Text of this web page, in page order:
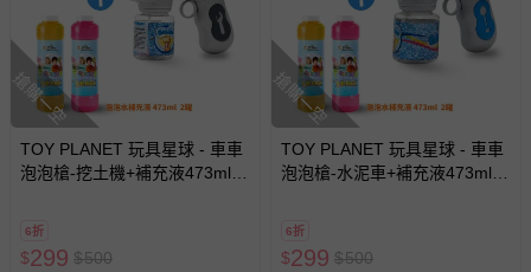
搶購一空
TOY PLANET 玩具星球 - 車車
泡泡槍-挖土機+補充液473ml 2
6折
$299 $500
搶購一空
TOY PLANET 玩具星球 - 車車
泡泡槍-水泥車+補充液473ml 2
6折
$299 $500